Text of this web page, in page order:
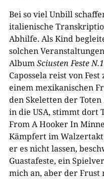
Bei so viel Unbill
italienische
Abhilfe. Als Kind
solchen
AlbumSciusten Feste
Capossela reist von
einem mexikanischen
den Skeletten der
in die USA, stimmt dort
From A Hooker In
Kämpfert im
er es nicht lassen,
Guastafeste, ein
mich an, aber der Frust